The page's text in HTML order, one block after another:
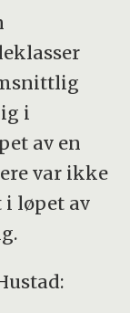
i
av en
var ikke
løpet av